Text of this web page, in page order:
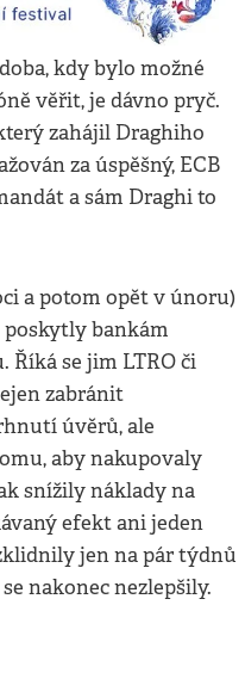
kdy bylo možné
věřit, je dávno pryč.
zahájil Draghiho
za úspěšný, ECB
a sám Draghi to
a potom opět v únoru)
poskytly bankám
se jim LTRO či
zabránit
úvěrů, ale
aby nakupovaly
snížily náklady na
efekt ani jeden
jen na pár týdnů
nakonec nezlepšily.